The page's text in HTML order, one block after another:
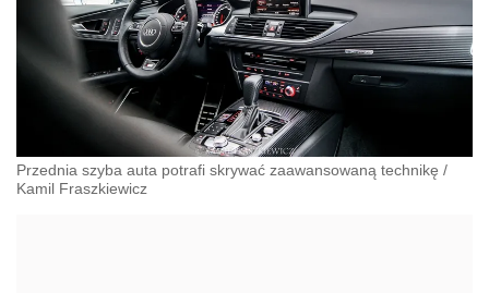
Przednia szyba auta potrafi skrywać zaawansowaną technikę /
Kamil Fraszkiewicz